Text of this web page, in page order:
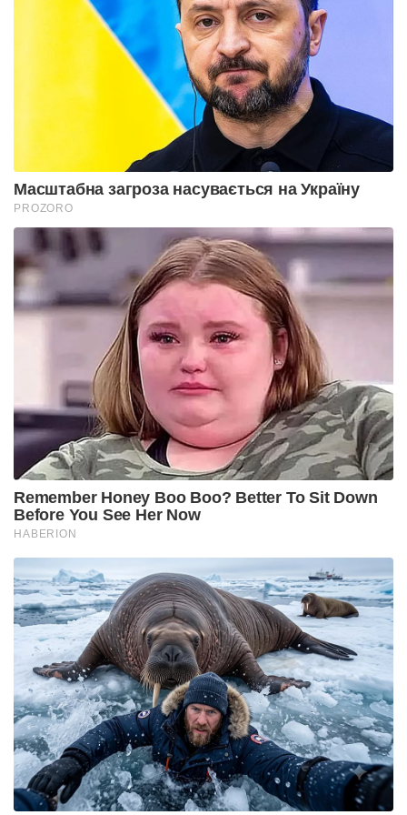
Масштабна загроза насувається на Україну
PROZORO
Remember Honey Boo Boo? Better To Sit Down
Before You See Her Now
HABERION